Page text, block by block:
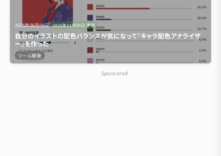
2025年06月09日 2025年11月06日 更新
自分のイラストの配色バランスが気になって『キャラ配色アナライザ
ー』を作った
ツール開発
Sponsored